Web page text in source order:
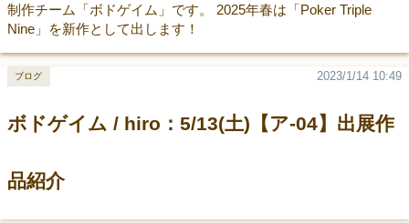
制作チーム「ボドゲイム」です。 2025年春は「Poker Triple
Nine」を新作として出します！
ボドゲイム / hiro：5/13(土)【ア-04】出展作
品紹介
2023/1/14 10:49
ブログ